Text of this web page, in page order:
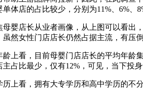
单体店的占比较少，分别为11%、6%、
母婴店长从业者画像，从上图可以看出
虽然女性门店店长仍然占据主流，有压
龄上看，目前母婴门店店长的平均年龄
主占比最少，仅有12%，可见，当下投
历上看，拥有大专学历和高中学历的不